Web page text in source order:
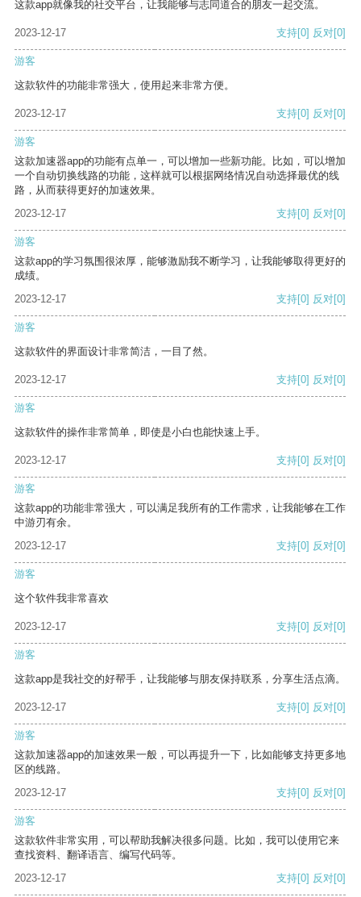
这款app就像我的社交平台，让我能够与志同道合的朋友一起交流。
2023-12-17 支持[0] 反对[0]
游客
这款软件的功能非常强大，使用起来非常方便。
2023-12-17 支持[0] 反对[0]
游客
这款加速器app的功能有点单一，可以增加一些新功能。比如，可以增加
一个自动切换线路的功能，这样就可以根据网络情况自动选择最优的线
路，从而获得更好的加速效果。
2023-12-17
支持[0] 反对[0]
游客
这款app的学习氛围很浓厚，能够激励我不断学习，让我能够取得更好的
成绩。
2023-12-17
支持[0] 反对[0]
游客
这款软件的界面设计非常简洁，一目了然。
2023-12-17 支持[0] 反对[0]
游客
这款软件的操作非常简单，即使是小白也能快速上手。
2023-12-17 支持[0] 反对[0]
游客
这款app的功能非常强大，可以满足我所有的工作需求，让我能够在工作
中游刃有余。
2023-12-17
支持[0] 反对[0]
游客
这个软件我非常喜欢
2023-12-17 支持[0] 反对[0]
游客
这款app是我社交的好帮手，让我能够与朋友保持联系，分享生活点滴。
2023-12-17 支持[0] 反对[0]
游客
这款加速器app的加速效果一般，可以再提升一下，比如能够支持更多地
区的线路。
2023-12-17
支持[0] 反对[0]
游客
这款软件非常实用，可以帮助我解决很多问题。比如，我可以使用它来
查找资料、翻译语言、编写代码等。
2023-12-17
支持[0] 反对[0]